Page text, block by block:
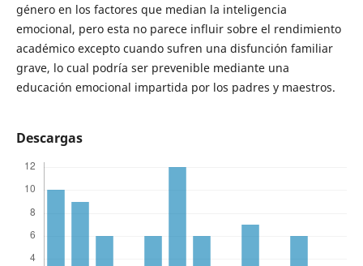
género en los factores que median la inteligencia
emocional, pero esta no parece influir sobre el rendimiento
académico excepto cuando sufren una disfunción familiar
grave, lo cual podría ser prevenible mediante una
educación emocional impartida por los padres y maestros.
Descargas